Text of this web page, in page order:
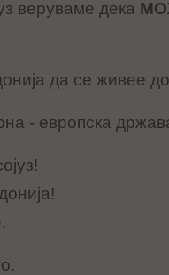
веруваме дека
да се живее
- европска